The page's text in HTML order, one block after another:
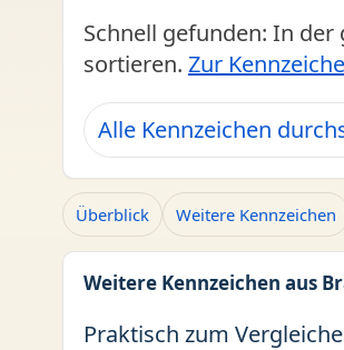
Schnell gefunden: In
sortieren. Zur
Alle Kennzeichen
Überblick Weitere Kennzeichen
Weitere Kennzeichen aus
Praktisch zum